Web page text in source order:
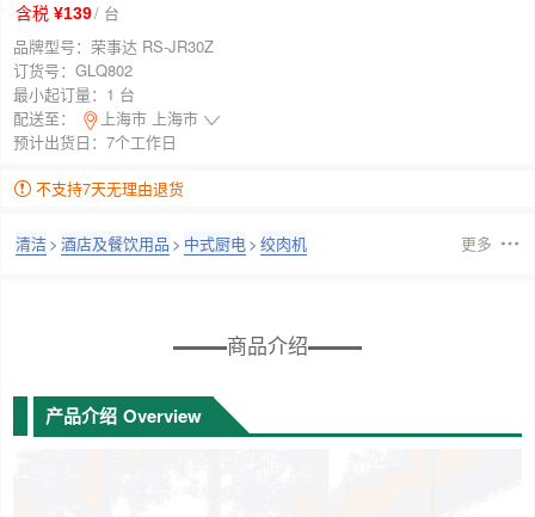
含税 ¥139/ 台
品牌型号： 荣事达 RS-JR30Z
订货号： GLQ802
最小起订量： 1 台
配送至：
上海市 上海市
预计出货日：7个工作日
不支持7天无理由退货
清洁> 酒店及餐饮用品 > 中式厨电> 绞肉机 更多
商品介绍
产品介绍 Overview